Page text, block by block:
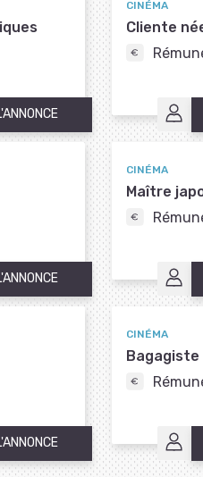
CINÉMA
Cliente
CINÉMA
Maître
CINÉMA
Bagagiste